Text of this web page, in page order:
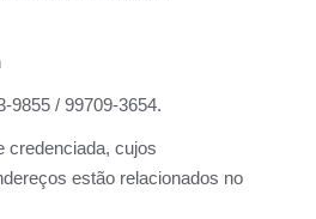
9855 / 99709-3654.
credenciada, cujos
estão relacionados no